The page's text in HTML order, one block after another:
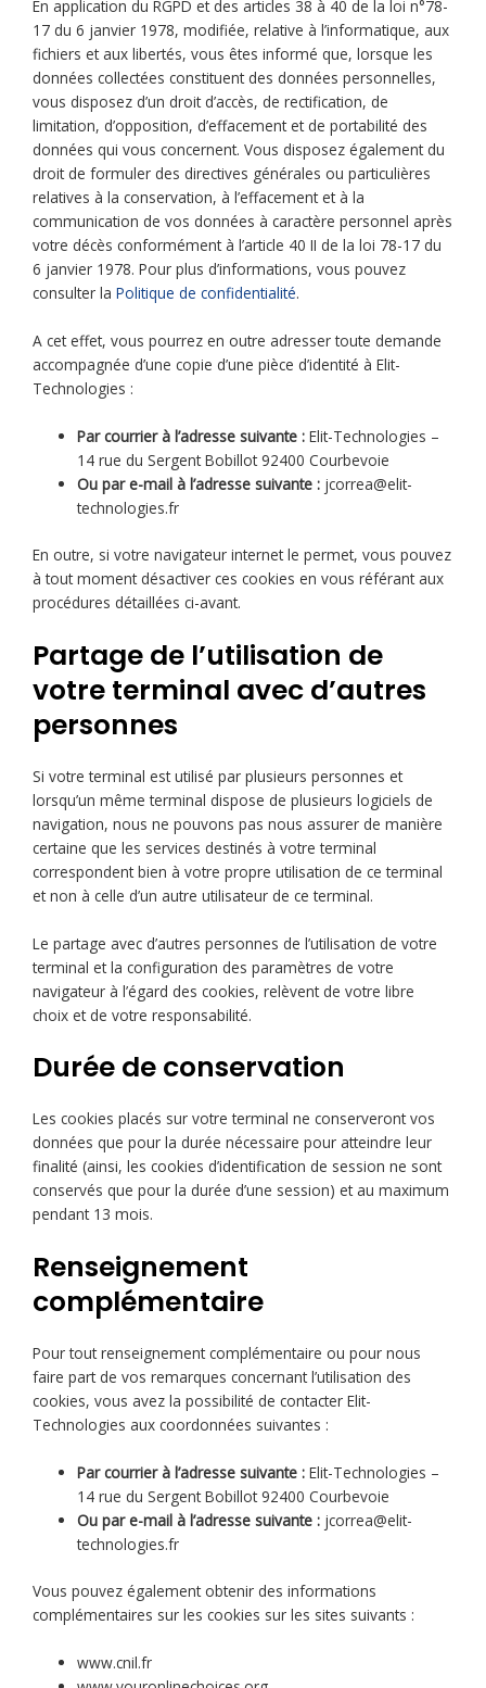
En application du RGPD et des articles 38 à 40 de la loi n°78-
17 du 6 janvier 1978, modifiée, relative à l’informatique, aux
fichiers et aux libertés, vous êtes informé que, lorsque les
données collectées constituent des données personnelles,
vous disposez d’un droit d’accès, de rectification, de
limitation, d’opposition, d’effacement et de portabilité des
données qui vous concernent. Vous disposez également du
droit de formuler des directives générales ou particulières
relatives à la conservation, à l’effacement et à la
communication de vos données à caractère personnel après
votre décès conformément à l’article 40 II de la loi 78-17 du
6 janvier 1978. Pour plus d’informations, vous pouvez
consulter la Politique de confidentialité.
A cet effet, vous pourrez en outre adresser toute demande
accompagnée d’une copie d’une pièce d’identité à Elit-
Technologies :
Par courrier à l’adresse suivante : Elit-Technologies –
14 rue du Sergent Bobillot 92400 Courbevoie
Ou par e-mail à l’adresse suivante : jcorrea@elit-
technologies.fr
En outre, si votre navigateur internet le permet, vous pouvez
à tout moment désactiver ces cookies en vous référant aux
procédures détaillées ci-avant.
Partage de l’utilisation de
votre terminal avec d’autres
personnes
Si votre terminal est utilisé par plusieurs personnes et
lorsqu’un même terminal dispose de plusieurs logiciels de
navigation, nous ne pouvons pas nous assurer de manière
certaine que les services destinés à votre terminal
correspondent bien à votre propre utilisation de ce terminal
et non à celle d’un autre utilisateur de ce terminal.
Le partage avec d’autres personnes de l’utilisation de votre
terminal et la configuration des paramètres de votre
navigateur à l’égard des cookies, relèvent de votre libre
choix et de votre responsabilité.
Durée de conservation
Les cookies placés sur votre terminal ne conserveront vos
données que pour la durée nécessaire pour atteindre leur
finalité (ainsi, les cookies d’identification de session ne sont
conservés que pour la durée d’une session) et au maximum
pendant 13 mois.
Renseignement
complémentaire
Pour tout renseignement complémentaire ou pour nous
faire part de vos remarques concernant l’utilisation des
cookies, vous avez la possibilité de contacter Elit-
Technologies aux coordonnées suivantes :
Par courrier à l’adresse suivante : Elit-Technologies –
14 rue du Sergent Bobillot 92400 Courbevoie
Ou par e-mail à l’adresse suivante : jcorrea@elit-
technologies.fr
Vous pouvez également obtenir des informations
complémentaires sur les cookies sur les sites suivants :
www.cnil.fr